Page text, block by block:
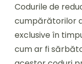
de
ocazii
speciale:
Codurile de
cumpărătorilor
exclusive în
cum ar fi